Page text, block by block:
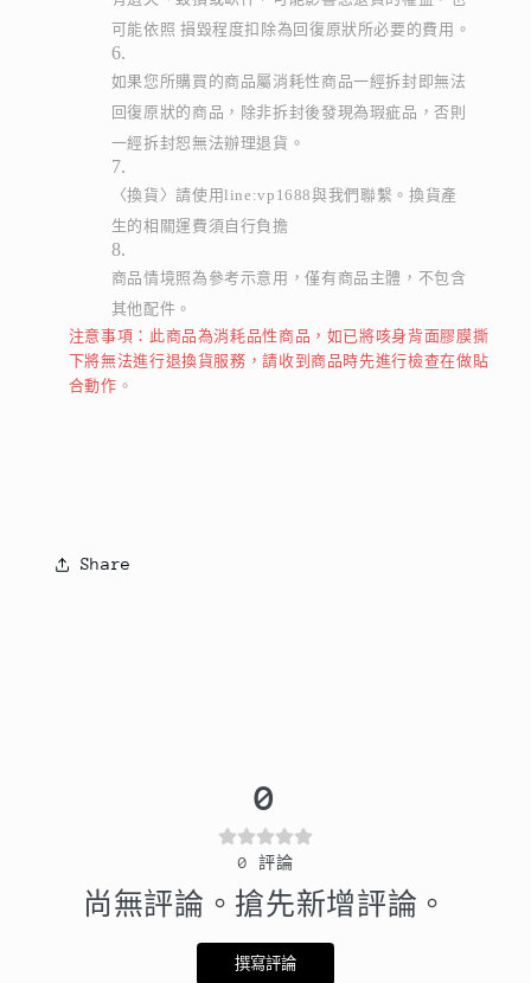
可能依照 損毀程度扣除為回復原狀所必要的費用。
如果您所購買的商品屬消耗性商品一經拆封即無法
回復原狀的商品，除非拆封後發現為瑕疵品，否則
一經拆封恕無法辦理退貨。
〈換貨〉請使用line:vp1688與我們聯繫。換貨產
生的相關運費須自行負擔
商品情境照為參考示意用，僅有商品主體，不包含
其他配件。
注意事項：此商品為消耗品性商品，如已將咳身背面膠膜撕
下將無法進行退換貨服務，請收到商品時先進行檢查在做貼
合動作 。
Share
0
0 評論
尚無評論。搶先新增評論。
撰寫評論